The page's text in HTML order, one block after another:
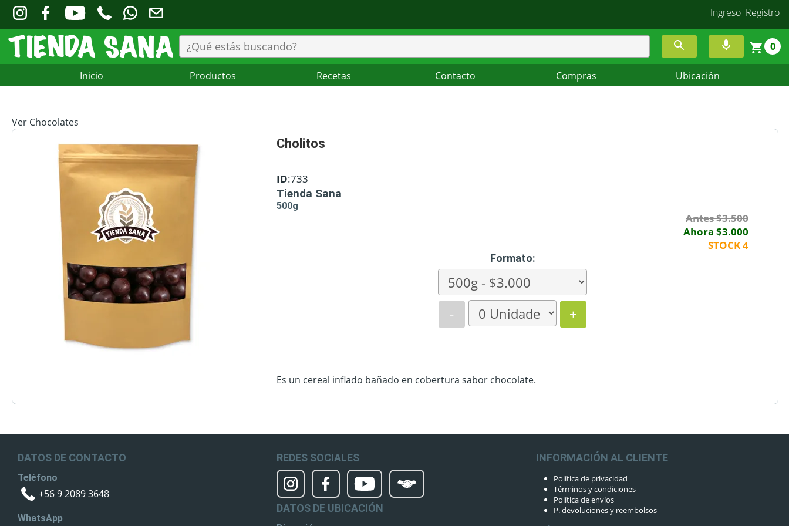
Ingreso Registro
0
Inicio Productos Recetas Contacto Compras Ubicación
Ver Chocolates
Cholitos
ID:733
Tienda Sana
500g
Antes $3.500
Ahora $3.000
STOCK4
Formato:
- +
Es un cereal inflado bañado en cobertura sabor chocolate.
DATOS DE CONTACTO
Teléfono
+56 9 2089 3648
WhatsApp
REDES SOCIALES
DATOS DE UBICACIÓN
INFORMACIÓN AL CLIENTE
Política de privacidad
Términos y condiciones
Política de envíos
P. devoluciones y reembolsos